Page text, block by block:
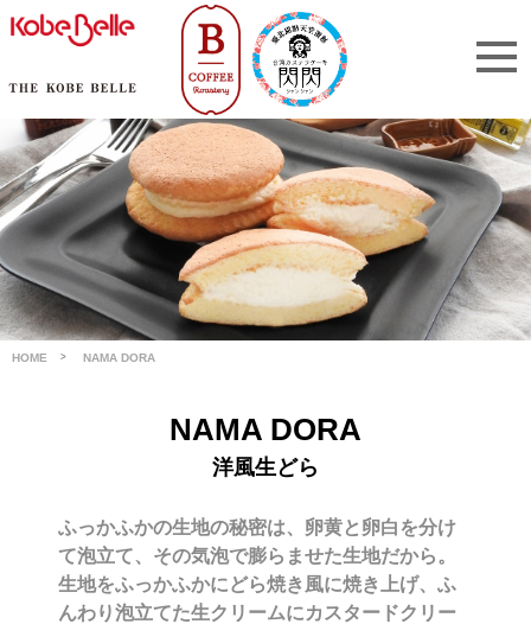
HOME NAMA DORA
NAMA DORA
洋風生どら
ふっかふかの生地の秘密は、卵黄と卵白を分け
て泡立て、その気泡で膨らませた生地だから。
生地をふっかふかにどら焼き風に焼き上げ、ふ
んわり泡立てた生クリームにカスタードクリー